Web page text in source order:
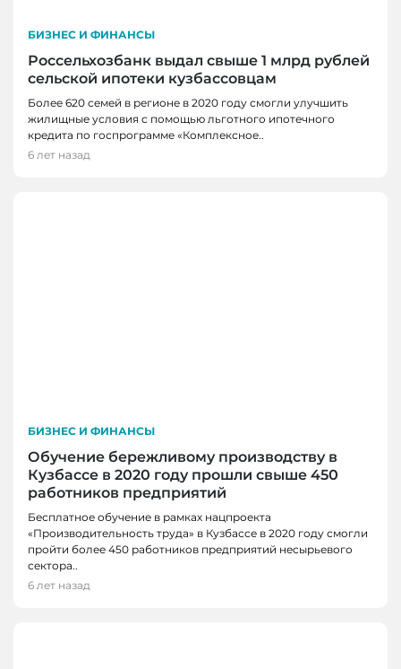
БИЗНЕС И ФИНАНСЫ
Россельхозбанк выдал свыше 1 млрд рублей
сельской ипотеки кузбассовцам
Более 620 семей в регионе в 2020 году смогли улучшить
жилищные условия с помощью льготного ипотечного
кредита по госпрограмме «Комплексное..
6 лет назад
БИЗНЕС И ФИНАНСЫ
Обучение бережливому производству в
Кузбассе в 2020 году прошли свыше 450
работников предприятий
Бесплатное обучение в рамках нацпроекта
«Производительность труда» в Кузбассе в 2020 году смогли
пройти более 450 работников предприятий несырьевого
сектора..
6 лет назад